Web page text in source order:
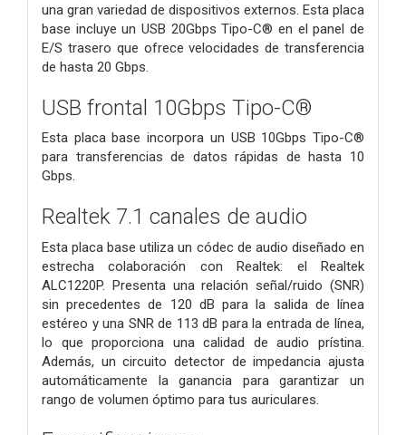
una gran variedad de dispositivos externos. Esta placa
base incluye un USB 20Gbps Tipo-C® en el panel de
E/S trasero que ofrece velocidades de transferencia
de hasta 20 Gbps.
USB frontal 10Gbps Tipo-C®
Esta placa base incorpora un USB 10Gbps Tipo-C®
para transferencias de datos rápidas de hasta 10
Gbps.
Realtek 7.1 canales de audio
Esta placa base utiliza un códec de audio diseñado en
estrecha colaboración con Realtek: el Realtek
ALC1220P. Presenta una relación señal/ruido (SNR)
sin precedentes de 120 dB para la salida de línea
estéreo y una SNR de 113 dB para la entrada de línea,
lo que proporciona una calidad de audio prístina.
Además, un circuito detector de impedancia ajusta
automáticamente la ganancia para garantizar un
rango de volumen óptimo para tus auriculares.